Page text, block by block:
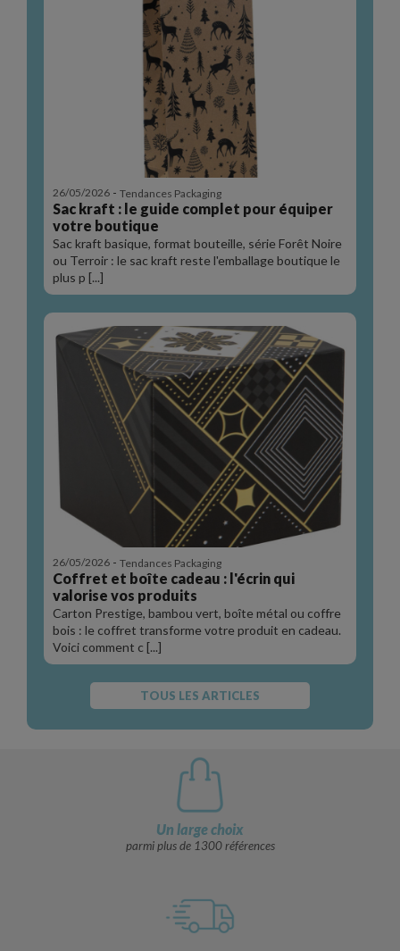
26/05/2026- Tendances Packaging
Sac kraft : le guide complet pour équiper
votre boutique
Sac kraft basique, format bouteille, série Forêt Noire
ou Terroir : le sac kraft reste l'emballage boutique le
plus p [...]
26/05/2026- Tendances Packaging
Coffret et boîte cadeau : l'écrin qui
valorise vos produits
Carton Prestige, bambou vert, boîte métal ou coffre
bois : le coffret transforme votre produit en cadeau.
Voici comment c [...]
TOUS LES ARTICLES
Un large choix
parmi plus de 1300 références